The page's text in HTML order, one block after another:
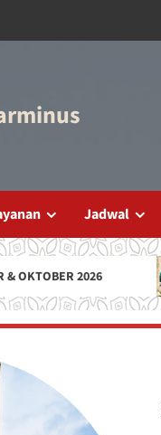
Jadwal
2026